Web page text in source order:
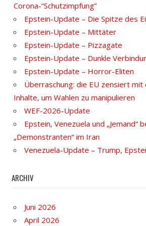
Corona-“Schutzimpfung”
Epstein-Update – Die Spitze des
Epstein-Update – Mittäter
Epstein-Update – Pizzagate
Epstein-Update – Dunkle
Epstein-Update – Horror-Eliten
Überraschung: die EU zensiert mit
Inhalte, um Wahlen zu manipulieren
WEF-2026-Update
Epstein, Venezuela und „Jemand“
„Demonstranten“ im Iran
Venezuela-Update – Trump,
ARCHIV
Juni 2026
April 2026